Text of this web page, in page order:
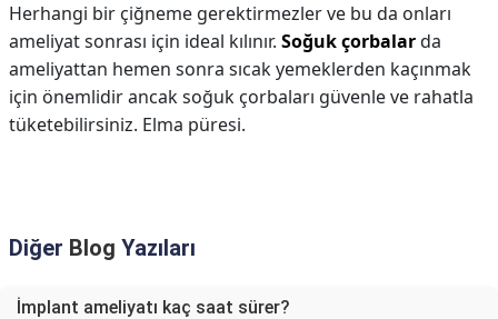
Herhangi bir çiğneme gerektirmezler ve bu da onları
ameliyat sonrası için ideal kılınır. Soğuk çorbalarda
ameliyattan hemen sonra sıcak yemeklerden kaçınmak
için önemlidir ancak soğuk çorbaları güvenle ve rahatla
tüketebilirsiniz. Elma püresi.
Diğer Blog Yazıları
İmplant ameliyatı kaç saat sürer?